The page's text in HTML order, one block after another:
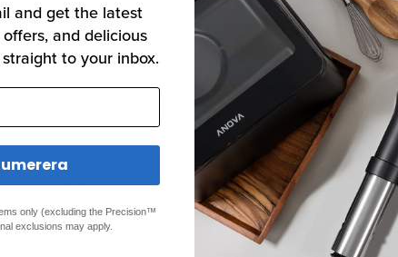
massa
and get the latest
and delicious
to your inbox.
only (excluding the Precision™
exclusions may apply.